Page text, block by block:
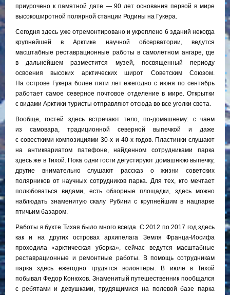
приурочено к памятной дате — 90 лет основания первой в мире
высокоширотной полярной станции Родины на Гукера.
Сегодня здесь уже отремонтировано и укреплено 6 зданий некогда
крупнейшей в Арктике научной обсерватории, ведутся
масштабные реставрационные работы в самолетном ангаре, где
в дальнейшем разместится музей, посвященный периоду
освоения высоких арктических широт Советским Союзом.
На острове Гукера более пяти лет ежегодно с июня по сентябрь
работает самое северное почтовое отделение в мире. Открытки
с видами Арктики туристы отправляют отсюда во все уголки света.
Вообще, гостей здесь встречают тело, по-домашнему: с чаем
из самовара, традиционной северной выпечкой и даже
с совесткими композициями 30-х и 40-х годов. Пластинки слушают
на антиквариатом патефоне, найденном сотрудниками парка
здесь же в Тихой. Пока одни гости дегустируют домашнюю выпечку,
другие внимательно слушают рассказ о жизни советских
полярников от научных сотрудников парка. Для тех, кто мечтает
полюбоваться видами, есть обзорные площадки, здесь можно
наблюдать знаменитую скалу Рубини с крупнейшим в нацпарке
птичьим базаром.
Работы в бухте Тихая было много всегда. С 2012 по 2017 год здесь
как и на других островах архипелага Земля Франца-Иосифа
проходила «арктическая уборка», сейчас ведутся масштабные
реставрационные и ремонтные работы. В помощь сотрудникам
парка здесь ежегодно трудятся волонтёры. В июле в Тихой
побывал Федор Конюхов. Знаменитый путешественник пообщался
с ребятами и девушками, трудящимися на полевой базе парка